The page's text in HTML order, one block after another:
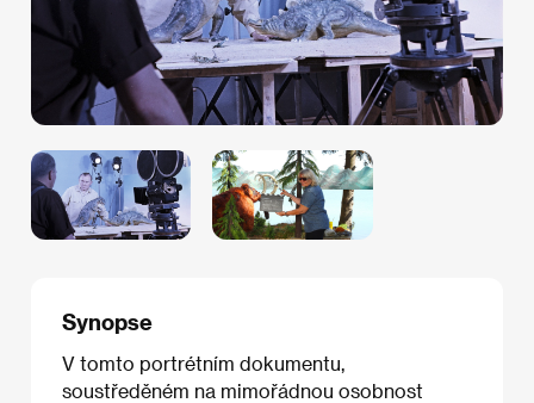
Synopse
V tomto portrétním dokumentu,
soustředěném na mimořádnou osobnost